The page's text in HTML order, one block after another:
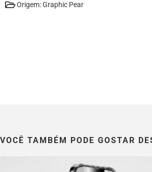
Origem: Graphic Pear
VOCÊ TAMBÉM PODE GOSTAR